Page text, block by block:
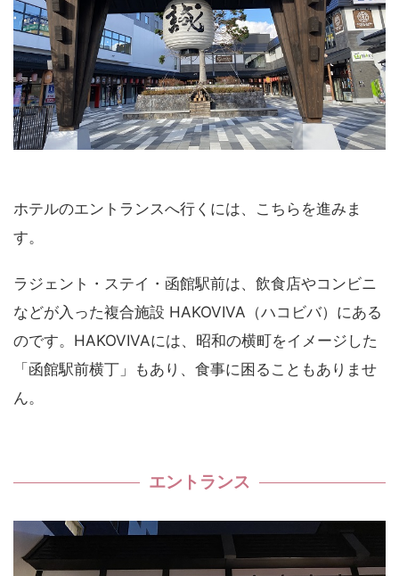
ホテルのエントランスへ行くには、こちらを進みま
す。
ラジェント・ステイ・函館駅前は、飲食店やコンビニ
などが入った複合施設 HAKOVIVA（ハコビバ）にある
のです。HAKOVIVAには、昭和の横町をイメージした
「函館駅前横丁」もあり、食事に困ることもありませ
ん。
エントランス